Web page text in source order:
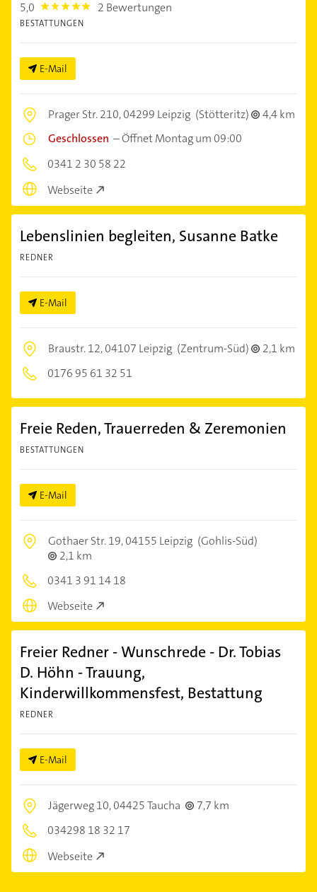
5,0 5.0 2 Bewertungen
BESTATTUNGEN
E-Mail
Prager Str. 210,04299 Leipzig (Stötteritz)
4,4 km
Geschlossen –Öffnet Montag um 09:00
0341 2 30 58 22
Webseite
Lebenslinien begleiten, Susanne Batke
REDNER
E-Mail
Braustr. 12,04107 Leipzig (Zentrum-Süd)
2,1 km
0176 95 61 32 51
Freie Reden, Trauerreden & Zeremonien
BESTATTUNGEN
E-Mail
Gothaer Str. 19,04155 Leipzig (Gohlis-Süd)
2,1 km
0341 3 91 14 18
Webseite
Freier Redner - Wunschrede - Dr. Tobias
D. Höhn - Trauung,
Kinderwillkommensfest, Bestattung
REDNER
E-Mail
Jägerweg 10,04425 Taucha
7,7 km
034298 18 32 17
Webseite